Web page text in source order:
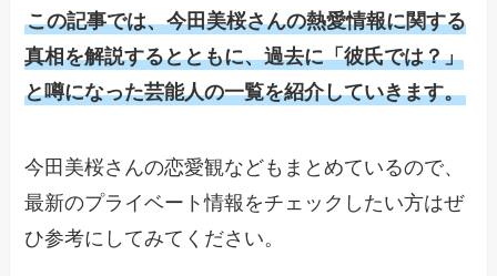
この記事では、今田美桜さんの熱愛情報に関する
真相を解説するとともに、過去に「彼氏では？」
と噂になった芸能人の一覧を紹介していきます。
今田美桜さんの恋愛観などもまとめているので、
最新のプライベート情報をチェックしたい方はぜ
ひ参考にしてみてください。